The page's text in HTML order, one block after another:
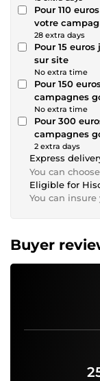
Pour 110
votre
28 extra days
Pour 15
sur site
No extra time
Pour 150
campagnes
No extra time
Pour 300 euros de
campagnes
2 extra days
Express
You can
Eligible for
You can
Buyer